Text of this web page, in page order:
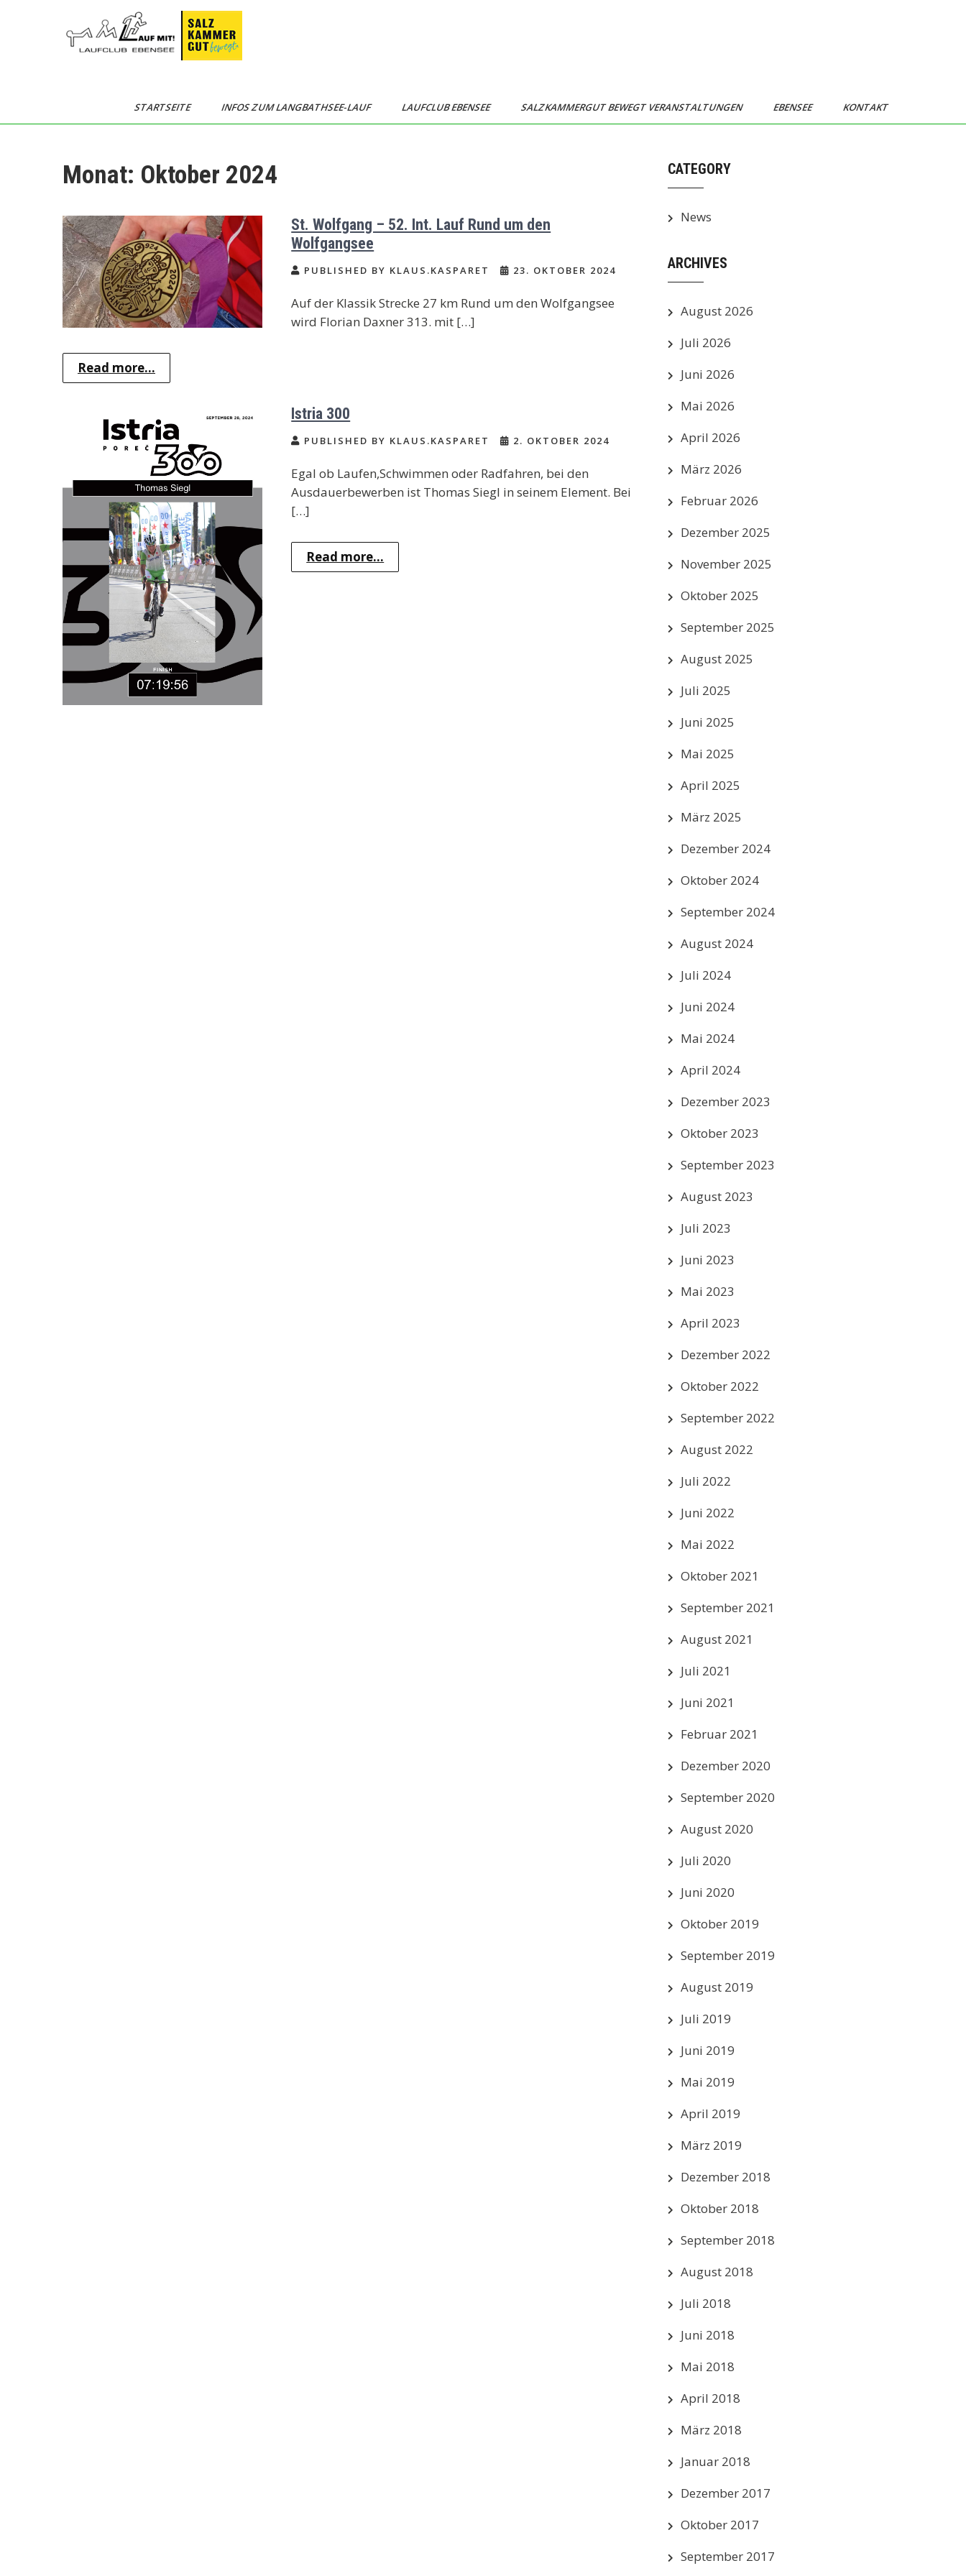
STARTSEITE INFOS ZUM LANGBATHSEE-LAUF LAUFCLUB EBENSEE SALZKAMMERGUT BEWEGT VERANSTALTUNGEN EBENSEE KONTAKT
Monat: Oktober 2024
St. Wolfgang – 52. Int. Lauf Rund um den
Wolfgangsee
PUBLISHED BY KLAUS.KASPARET 23. OKTOBER 2024
Auf der Klassik Strecke 27 km Rund um den Wolfgangsee
wird Florian Daxner 313. mit […]
Read more...
Istria 300
PUBLISHED BY KLAUS.KASPARET 2. OKTOBER 2024
Egal ob Laufen,Schwimmen oder Radfahren, bei den
Ausdauerbewerben ist Thomas Siegl in seinem Element. Bei
[…]
Read more...
CATEGORY
News
ARCHIVES
August 2026
Juli 2026
Juni 2026
Mai 2026
April 2026
März 2026
Februar 2026
Dezember 2025
November 2025
Oktober 2025
September 2025
August 2025
Juli 2025
Juni 2025
Mai 2025
April 2025
März 2025
Dezember 2024
Oktober 2024
September 2024
August 2024
Juli 2024
Juni 2024
Mai 2024
April 2024
Dezember 2023
Oktober 2023
September 2023
August 2023
Juli 2023
Juni 2023
Mai 2023
April 2023
Dezember 2022
Oktober 2022
September 2022
August 2022
Juli 2022
Juni 2022
Mai 2022
Oktober 2021
September 2021
August 2021
Juli 2021
Juni 2021
Februar 2021
Dezember 2020
September 2020
August 2020
Juli 2020
Juni 2020
Oktober 2019
September 2019
August 2019
Juli 2019
Juni 2019
Mai 2019
April 2019
März 2019
Dezember 2018
Oktober 2018
September 2018
August 2018
Juli 2018
Juni 2018
Mai 2018
April 2018
März 2018
Januar 2018
Dezember 2017
Oktober 2017
September 2017